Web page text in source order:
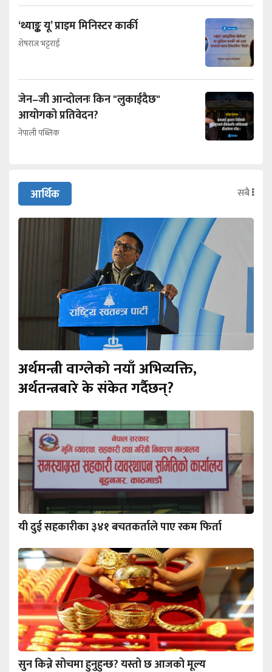
‘थ्याङ्क यू’ प्राइम मिनिस्टर कार्की
शेषराज भट्टराई
जेन–जी आन्दोलनः किन "लुकाईदैछ"
आयोगको प्रतिवेदन?
नेपाली पब्लिक
आर्थिक सबै
अर्थमन्त्री वाग्लेको नयाँ अभिव्यक्ति,
अर्थतन्त्रबारे के संकेत गर्दैछन्?
यी दुई सहकारीका ३४१ बचतकर्ताले पाए रकम फिर्ता
सुन किन्ने सोचमा हुनुहुन्छ? यस्तो छ आजको मूल्य